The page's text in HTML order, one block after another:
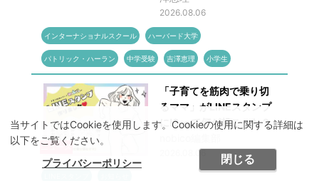
当サイトではCookieを使用します。Cookieの使用に関する詳細は
以下をご覧ください。
プライバシーポリシー
閉じる
2026.08.06
インターナショナルスクール ハーバード大学
パトリック・ハーラン 中学受験 吉澤恵理 小学生
ニュース
「子育てを筋肉で乗り切
るママ」がLINEスタンプ
に!? って何が起こった？
2026.08.06